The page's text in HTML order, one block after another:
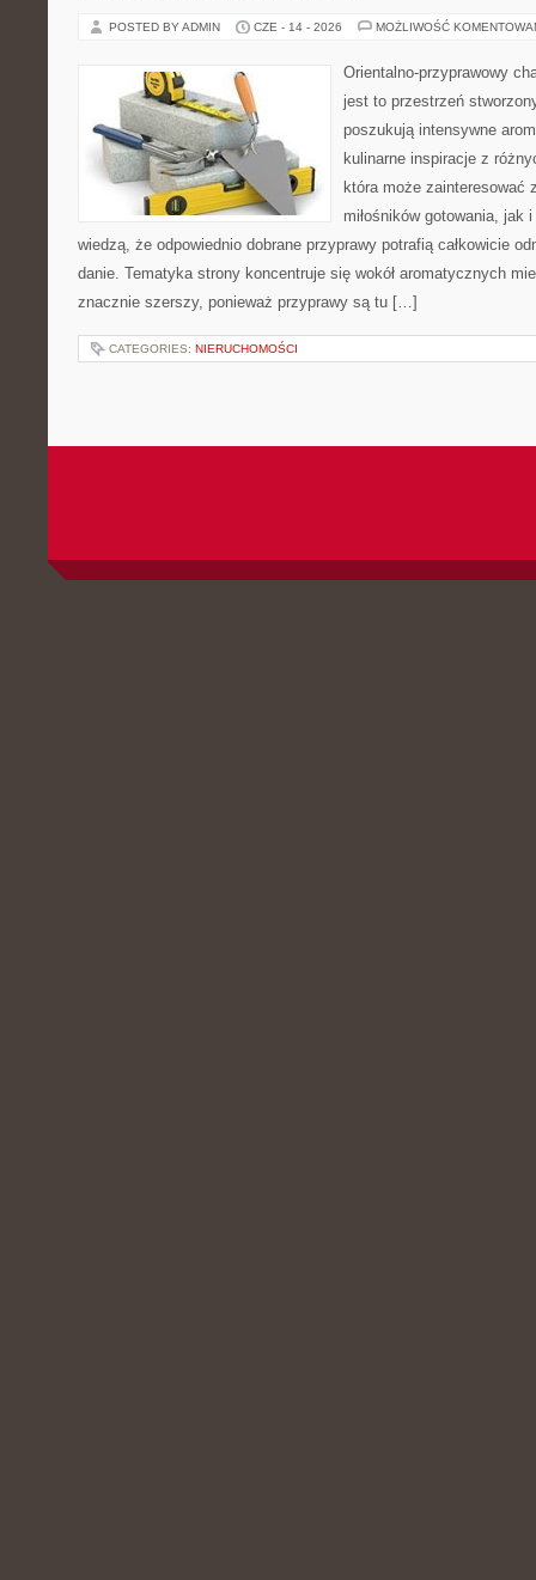
POSTED BY ADMIN CZE - 14 - 2026 MOŻLIWOŚĆ
Orientalno-przyprawowy
jest to przestrzeń
poszukują intensywne
kulinarne inspiracje z
która może zainteresować
miłośników gotowania, jak
wiedzą, że odpowiednio dobrane przyprawy potrafią całkowicie
danie. Tematyka strony koncentruje się wokół aromatycznych
znacznie szerszy, ponieważ przyprawy są tu […]
CATEGORIES: NIERUCHOMOŚCI